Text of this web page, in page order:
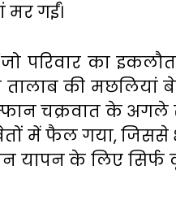
गईं।
परिवार का
की मछलियां
चक्रवात के अगले
में फैल गया, जिससे
यापन के लिए